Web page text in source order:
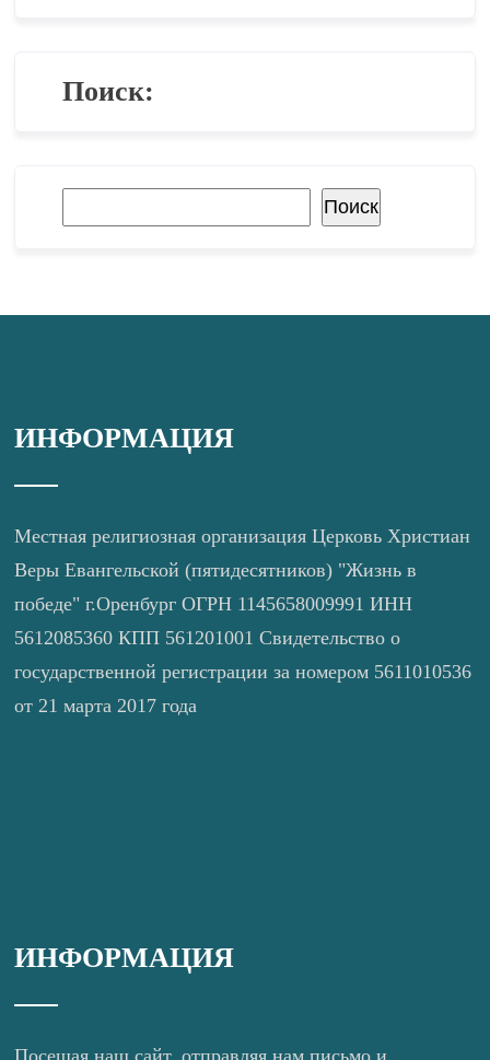
Поиск:
Поиск
ИНФОРМАЦИЯ
Местная религиозная организация Церковь Христиан
Веры Евангельской (пятидесятников) "Жизнь в
победе" г.Оренбург ОГРН 1145658009991 ИНН
5612085360 КПП 561201001 Свидетельство о
государственной регистрации за номером 5611010536
от 21 марта 2017 года
ИНФОРМАЦИЯ
Посещая наш сайт, отправляя нам письмо и